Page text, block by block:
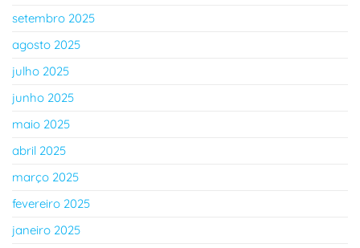
setembro 2025
agosto 2025
julho 2025
junho 2025
maio 2025
abril 2025
março 2025
fevereiro 2025
janeiro 2025